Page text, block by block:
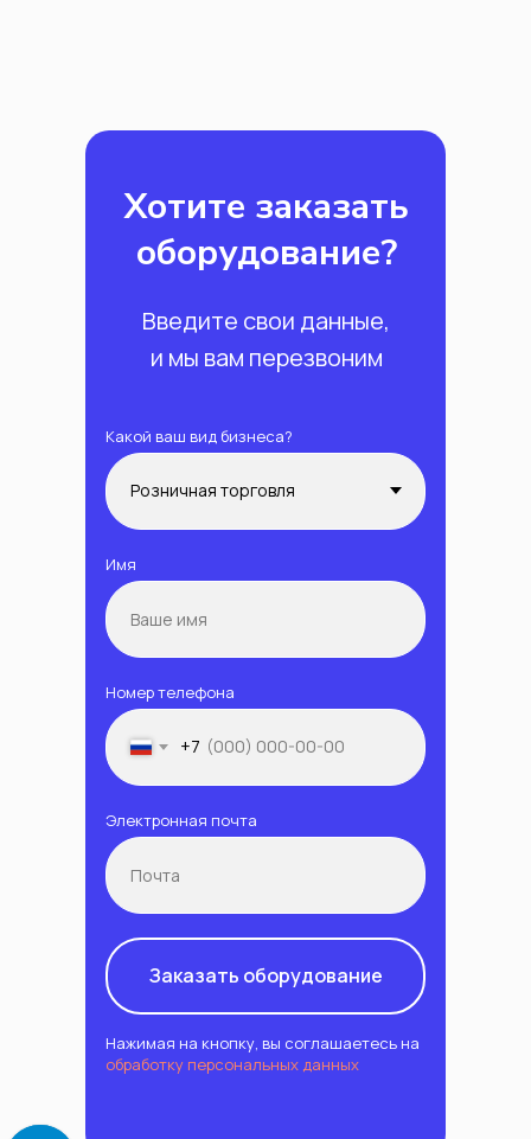
Хотите заказать
оборудование?
Введите свои данные,
и мы вам перезвоним
Какой ваш вид бизнеса?
Имя
Номер телефона
+7
Электронная почта
Заказать оборудование
Нажимая на кнопку, вы соглашаетесь на
обработку персональных данных